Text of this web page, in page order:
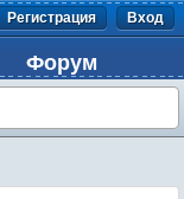
Регистрация Вход
Форум